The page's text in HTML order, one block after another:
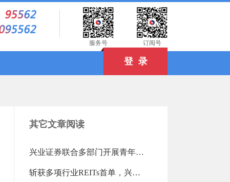
服务号 订阅号
登 录
其它文章阅读
兴业证券联合多部门开展青年读书活动（2026-08-03 18:25:16.0)
斩获多项行业REITs首单，兴业证券高效盘活存量资产（2026-08-03 18:24:04.0)